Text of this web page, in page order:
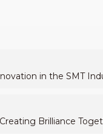
in the SMT
Brilliance